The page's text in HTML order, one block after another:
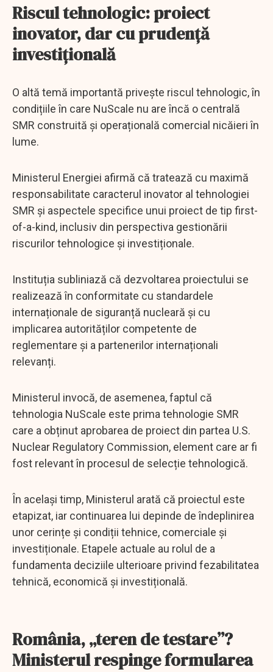
Riscul tehnologic: proiect
inovator, dar cu prudență
investițională
O altă temă importantă privește riscul tehnologic, în
condițiile în care NuScale nu are încă o centrală
SMR construită și operațională comercial nicăieri în
lume.
Ministerul Energiei afirmă că tratează cu maximă
responsabilitate caracterul inovator al tehnologiei
SMR și aspectele specifice unui proiect de tip first-
of-a-kind, inclusiv din perspectiva gestionării
riscurilor tehnologice și investiționale.
Instituția subliniază că dezvoltarea proiectului se
realizează în conformitate cu standardele
internaționale de siguranță nucleară și cu
implicarea autorităților competente de
reglementare și a partenerilor internaționali
relevanți.
Ministerul invocă, de asemenea, faptul că
tehnologia NuScale este prima tehnologie SMR
care a obținut aprobarea de proiect din partea U.S.
Nuclear Regulatory Commission, element care ar fi
fost relevant în procesul de selecție tehnologică.
În același timp, Ministerul arată că proiectul este
etapizat, iar continuarea lui depinde de îndeplinirea
unor cerințe și condiții tehnice, comerciale și
investiționale. Etapele actuale au rolul de a
fundamenta deciziile ulterioare privind fezabilitatea
tehnică, economică și investițională.
România, „teren de testare”?
Ministerul respinge formularea